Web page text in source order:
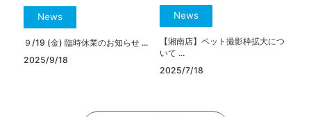
News
９/19 (金) 臨時休業のお知らせ ...
2025/9/18
News
【湘南店】ペット撮影枠拡大につ
いて ...
2025/7/18